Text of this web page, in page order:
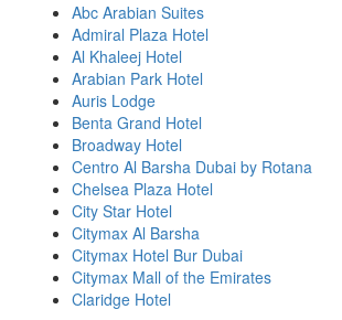
Abc Arabian Suites
Admiral Plaza Hotel
Al Khaleej Hotel
Arabian Park Hotel
Auris Lodge
Benta Grand Hotel
Broadway Hotel
Centro Al Barsha Dubai by Rotana
Chelsea Plaza Hotel
City Star Hotel
Citymax Al Barsha
Citymax Hotel Bur Dubai
Citymax Mall of the Emirates
Claridge Hotel